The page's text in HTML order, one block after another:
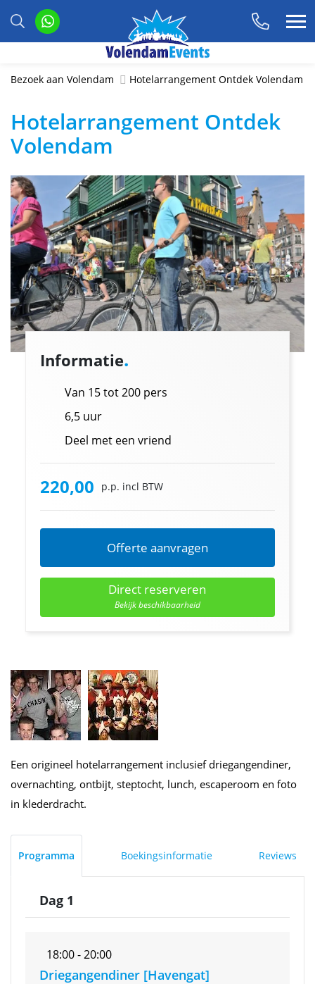
Bezoek aan Volendam Hotelarrangement Ontdek Volendam
Hotelarrangement Ontdek
Volendam
Informatie.
Van 15 tot 200 pers
6,5 uur
Deel met een vriend
220,00 p.p. incl BTW
Offerte aanvragen
Direct reserveren
Bekijk beschikbaarheid
Een origineel hotelarrangement inclusief driegangendiner,
overnachting, ontbijt, steptocht, lunch, escaperoom en foto
in klederdracht.
Programma Boekingsinformatie Reviews
Dag 1
18:00 - 20:00
Driegangendiner [Havengat]